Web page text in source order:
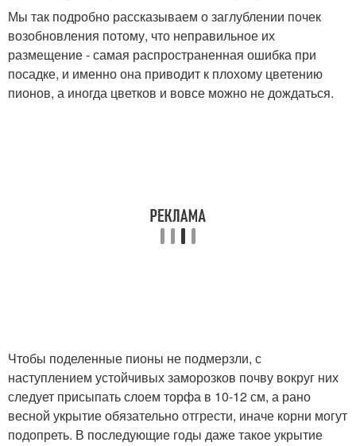
Мы так подробно рассказываем о заглублении почек
возобновления потому, что неправильное их
размещение - самая распространенная ошибка при
посадке, и именно она приводит к плохому цветению
пионов, а иногда цветков и вовсе можно не дождаться.
Чтобы поделенные пионы не подмерзли, с
наступлением устойчивых заморозков почву вокруг них
следует присыпать слоем торфа в 10-12 см, а рано
весной укрытие обязательно отгрести, иначе корни могут
подопреть. В последующие годы даже такое укрытие